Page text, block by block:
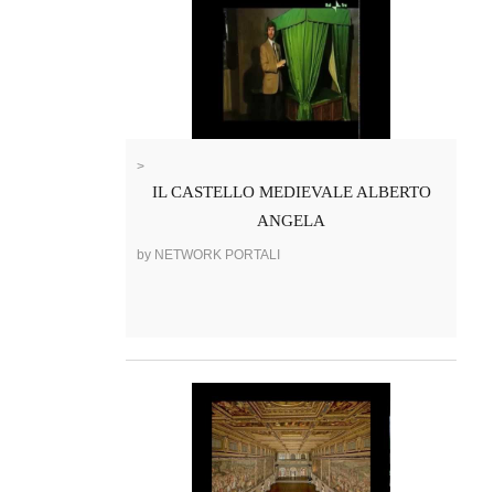
>
IL CASTELLO MEDIEVALE ALBERTO
ANGELA
by NETWORK PORTALI